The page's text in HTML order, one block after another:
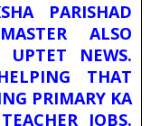
PARISHAD
ALSO
UPTET NEWS.
THAT
PRIMARY KA
JOBS.